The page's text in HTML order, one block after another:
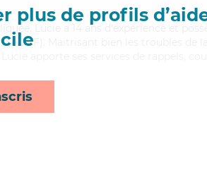
plus de profils
Lucie a 14 ans d'expérience et
(ADVF). Maitrisant bien les troubles de